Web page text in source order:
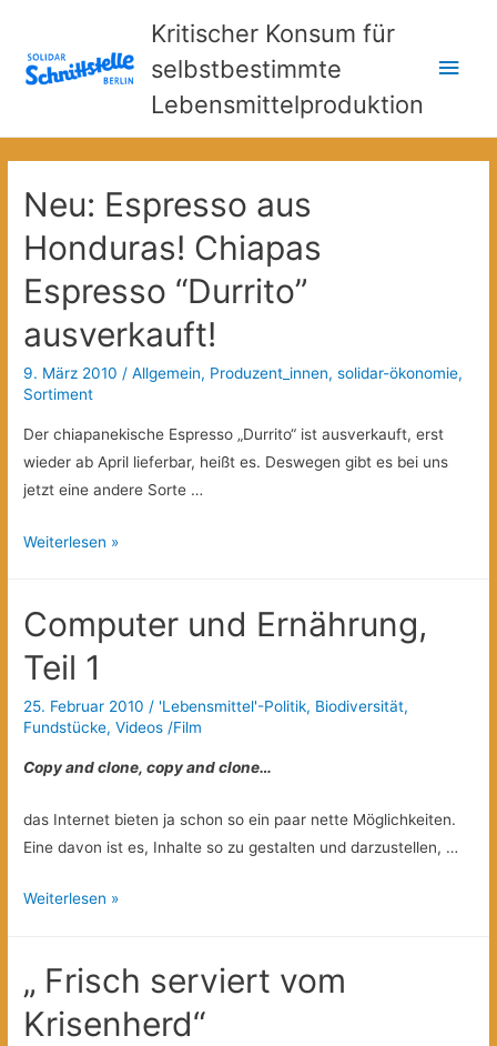
Kritischer Konsum für
selbstbestimmte
Lebensmittelproduktion
Neu: Espresso aus
Honduras! Chiapas
Espresso “Durrito”
ausverkauft!
9. März 2010 /Allgemein, Produzent_innen,solidar-ökonomie,
Sortiment
Der chiapanekische Espresso „Durrito“ ist ausverkauft, erst
wieder ab April lieferbar, heißt es. Deswegen gibt es bei uns
jetzt eine andere Sorte …
Neu:
Honduras!
Chiapas
Espresso
“Durrito”
ausverkauft!
Weiterlesen »
Computer und Ernährung,
Teil 1
25. Februar 2010 / 'Lebensmittel'-Politik, Biodiversität,
Fundstücke,Videos /Film
Copy and clone, copy and clone…
das Internet bieten ja schon so ein paar nette Möglichkeiten.
Eine davon ist es, Inhalte so zu gestalten und darzustellen, …
Computer
1
Weiterlesen »
„ Frisch serviert vom
Krisenherd“